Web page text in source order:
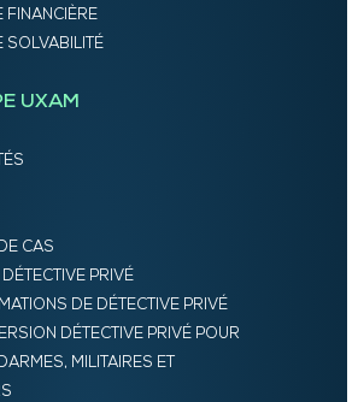
FINANCIÈRE
SOLVABILITÉ
UXAM
CAS
PRIVÉ
DE DÉTECTIVE PRIVÉ
DÉTECTIVE PRIVÉ POUR
MILITAIRES ET